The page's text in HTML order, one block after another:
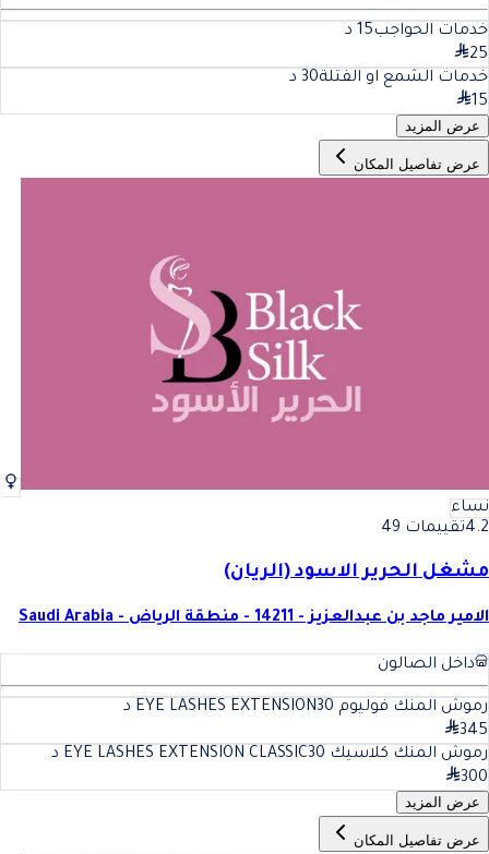
خدمات الحواجب15 د
25
خدمات الشمع او الفتلة30 د
15
عرض المزيد
عرض تفاصيل المكان
نساء
4.2تقييمات 49
مشغل الحرير الاسود (الريان)
الامير ماجد بن عبدالعزيز - 14211 - منطقة الرياض - Saudi Arabia
داخل الصالون
رموش المنك فوليوم EYE LASHES EXTENSION 30
د
345
رموش المنك كلاسيك EYE LASHES EXTENSION CLASSIC 30
د
300
عرض المزيد
عرض تفاصيل المكان